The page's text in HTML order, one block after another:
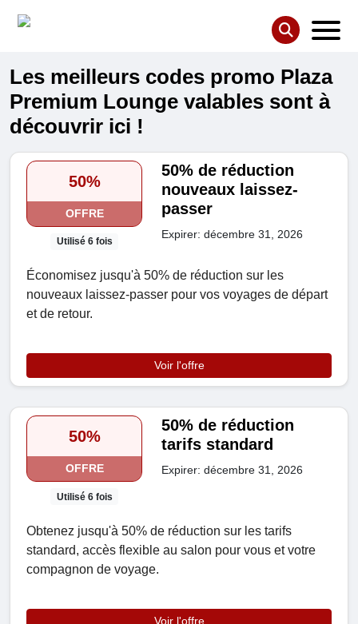
Les meilleurs codes promo Plaza
Premium Lounge valables sont à
découvrir ici !
50%
OFFRE
Utilisé 6 fois
50% de réduction
nouveaux laissez-
passer
Expirer: décembre 31, 2026
Économisez jusqu'à 50% de réduction sur les
nouveaux laissez-passer pour vos voyages de départ
et de retour.
Voir l'offre
50%
OFFRE
Utilisé 6 fois
50% de réduction
tarifs standard
Expirer: décembre 31, 2026
Obtenez jusqu'à 50% de réduction sur les tarifs
standard, accès flexible au salon pour vous et votre
compagnon de voyage.
Voir l'offre